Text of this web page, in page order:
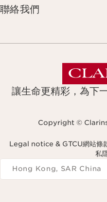
聯絡我們
讓生命更精彩，為下
Copyright ©
Legal notice & GTCU網站條
私
Navigates to
Hong Kong, SAR China